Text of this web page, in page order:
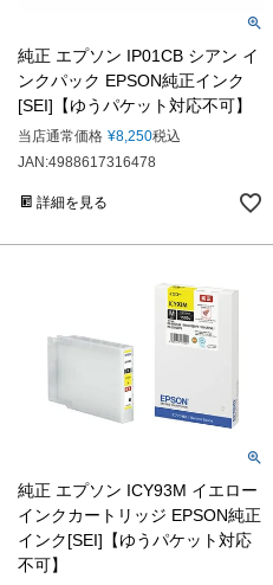
純正 エプソン IP01CB シアン イ
ンクパック EPSON純正インク
[SEI]【ゆうパケット対応不可】
当店通常価格 ¥8,250税込
JAN:4988617316478
詳細を見る
純正 エプソン ICY93M イエロー
インクカートリッジ EPSON純正
インク[SEI]【ゆうパケット対応
不可】